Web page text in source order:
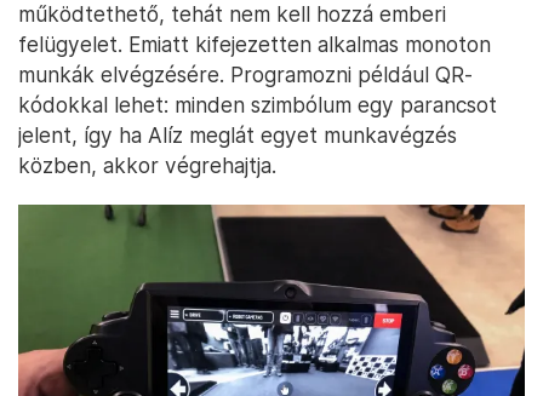
működtethető, tehát nem kell hozzá emberi
felügyelet. Emiatt kifejezetten alkalmas monoton
munkák elvégzésére. Programozni például QR-
kódokkal lehet: minden szimbólum egy parancsot
jelent, így ha Alíz meglát egyet munkavégzés
közben, akkor végrehajtja.